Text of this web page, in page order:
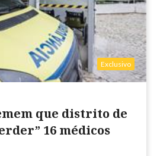
Exclusivo
que distrito de
16 médicos